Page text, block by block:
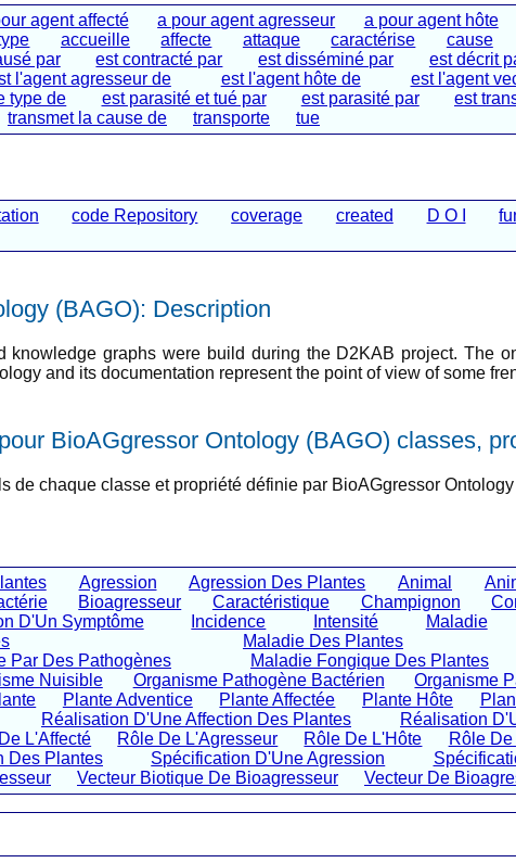
agent affecté a pour agent agresseur a pour agent hôte
accueille affecte attaque caractérise cause
par est contracté par est disséminé par est décrit
l'agent agresseur de est l'agent hôte de est l'agent
type de est parasité et tué par est parasité par est
transmet la cause de transporte tue
code Repository coverage created D O I
(BAGO): Description
knowledge graphs were build during the D2KAB project. The
and its documentation represent the point of view of some
BioAGgressor Ontology (BAGO) classes,
de chaque classe et propriété définie par BioAGgressor Ontology
Agression Agression Des Plantes Animal
Bioagresseur Caractéristique Champignon
D'Un Symptôme Incidence Intensité Maladie
Maladie Des Plantes
Par Des Pathogènes
Maladie Fongique Des Plantes
Nuisible Organisme Pathogène Bactérien Organisme
Plante Adventice Plante Affectée Plante Hôte
Réalisation D'Une Affection Des Plantes Réalisation
L'Affecté Rôle De L'Agresseur Rôle De L'Hôte Rôle
Des Plantes
Spécification D'Une Agression
Vecteur Biotique De Bioagresseur Vecteur De